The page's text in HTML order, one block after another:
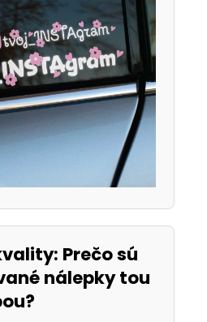
Prečo sú
nálepky tou